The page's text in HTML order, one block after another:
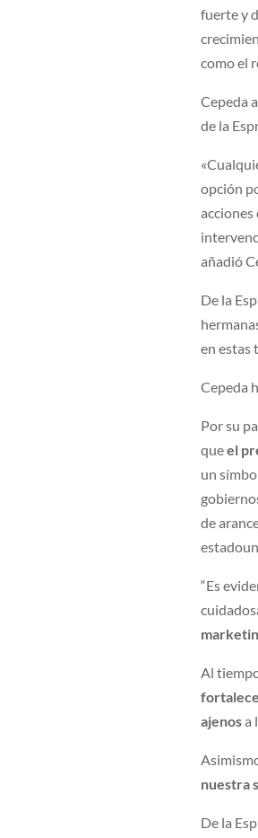
fuerte y
como el
Cepeda
de la
opción
añadió
De la
en estas
Cepeda
Por su
queel
un
de
“Es
Al
ajenosa
nuestra
De la